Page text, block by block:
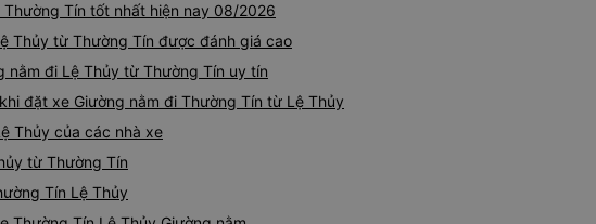
Tín tốt nhất hiện nay 08/2026
Thủy từ Thường Tín được đánh giá cao
nằm đi Lệ Thủy từ Thường Tín uy tín
đặt xe Giường nằm đi Thường Tín từ Lệ Thủy
Thủy của các nhà xe
từ Thường Tín
Tín Lệ Thủy